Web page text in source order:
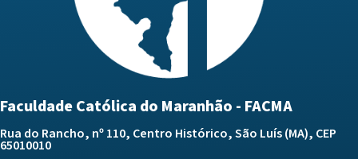
Faculdade Católica do Maranhão - FACMA
Rua do Rancho, nº 110, Centro Histórico, São Luís (MA), CEP
65010010